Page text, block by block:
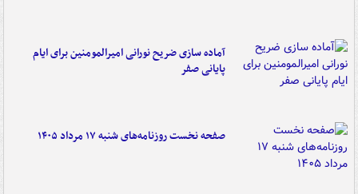
آماده سازی ضریح نورانی امیرالمومنین برای ایام
پایانی صفر
صفحه نخست روزنامه‌های شنبه ۱۷ مرداد ۱۴۰۵